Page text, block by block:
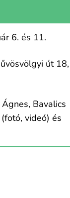
6. és 11.
út 18,
Bavalics
videó) és